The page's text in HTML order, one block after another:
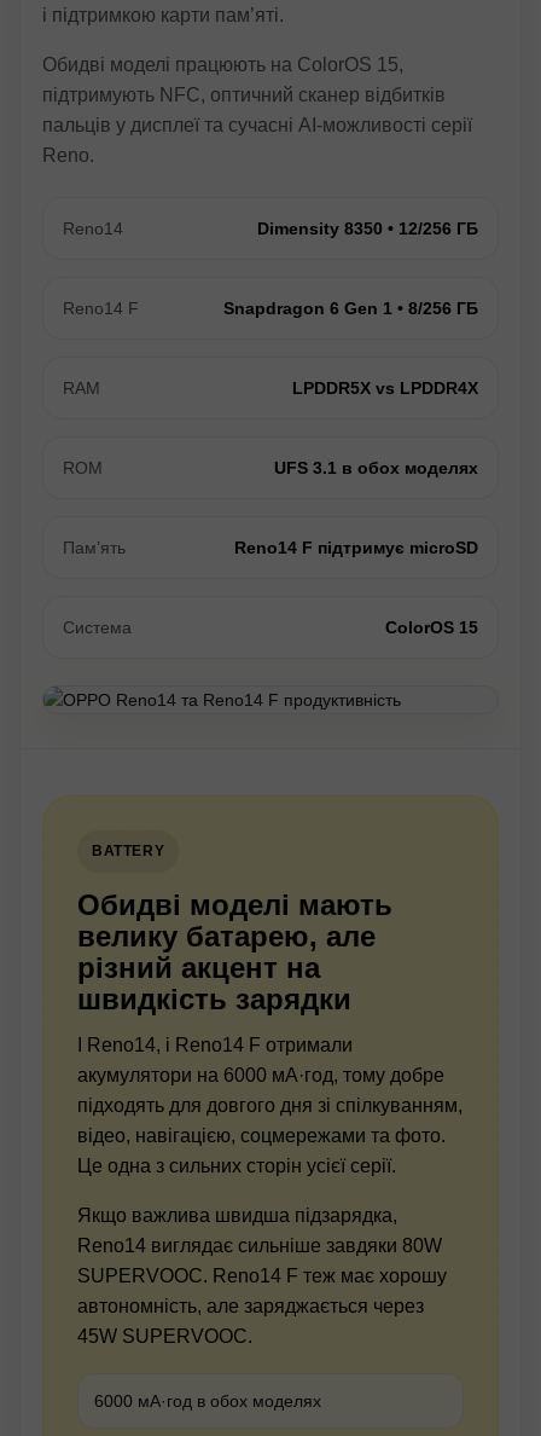
і підтримкою карти пам’яті.
Обидві моделі працюють на ColorOS 15,
підтримують NFC, оптичний сканер відбитків
пальців у дисплеї та сучасні AI-можливості серії
Reno.
Reno14 Dimensity 8350 • 12/256 ГБ
Reno14 F Snapdragon 6 Gen 1 • 8/256 ГБ
RAM LPDDR5X vs LPDDR4X
ROM UFS 3.1 в обох моделях
Пам’ять Reno14 F підтримує microSD
Система ColorOS 15
BATTERY
Обидві моделі мають
велику батарею, але
різний акцент на
швидкість зарядки
І Reno14, і Reno14 F отримали
акумулятори на 6000 мА·год, тому добре
підходять для довгого дня зі спілкуванням,
відео, навігацією, соцмережами та фото.
Це одна з сильних сторін усієї серії.
Якщо важлива швидша підзарядка,
Reno14 виглядає сильніше завдяки 80W
SUPERVOOC. Reno14 F теж має хорошу
автономність, але заряджається через
45W SUPERVOOC.
6000 мА·год в обох моделях